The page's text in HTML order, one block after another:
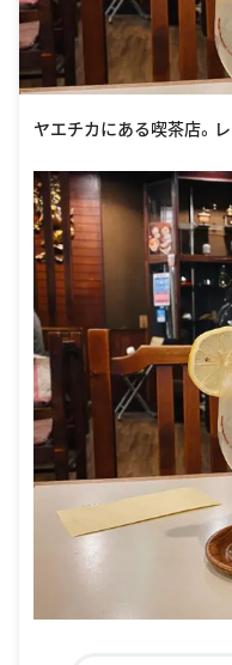
ヤエチカにある喫茶店。